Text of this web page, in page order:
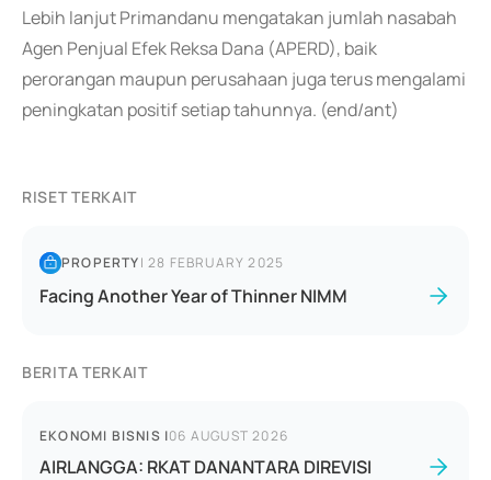
Lebih lanjut Primandanu mengatakan jumlah nasabah
Agen Penjual Efek Reksa Dana (APERD), baik
perorangan maupun perusahaan juga terus mengalami
peningkatan positif setiap tahunnya. (end/ant)
RISET TERKAIT
PROPERTY|28 FEBRUARY 2025
Facing Another Year of Thinner NIMM
BERITA TERKAIT
EKONOMI BISNIS |06 AUGUST 2026
AIRLANGGA: RKAT DANANTARA DIREVISI